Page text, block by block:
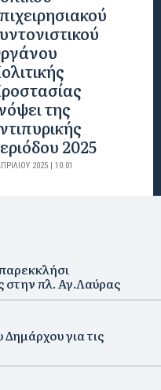
της
2025
2025 | 10:01
πλ. Αγ.Λαύρας
για τις